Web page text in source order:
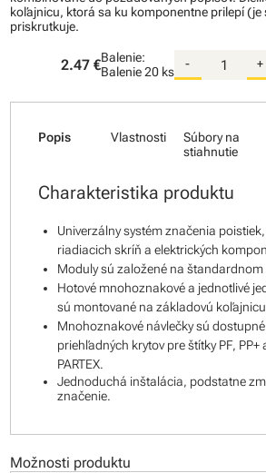
koľajnicu, ktorá sa ku komponentne prilepí
priskrutkuje.
2.47 €Balenie:
Balenie20 ks
- +
Popis Vlastnosti
Súbory na
stiahnutie
Charakteristika produktu
Univerzálny systém značenia
riadiacich skríň a elektrických
Moduly sú založené na
Hotové mnohoznakové a jednotlivé
sú montované na základovú
Mnohoznakové návlečky sú
priehľadných krytov pre štítky PF, PP+
PARTEX.
Jednoduchá inštalácia, podstatne
značenie.
Možnosti produktu